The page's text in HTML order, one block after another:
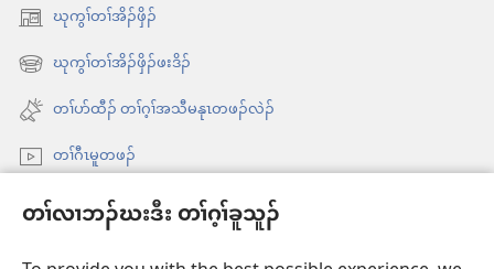
တၢ်လၢဘၣ်ဃးဒီး တၢ်ဂ့ၢ်ခူသူၣ်
ဃုကွၢ်တၢ်အိၣ်ဖှိၣ်
အိး
ထီၣ်
အ
သီ
တ
ဘ့ၣ်
ဃုကွၢ်တၢ်အိၣ်ဖှိၣ်ဖးဒိၣ်
အိး
ထီၣ်
အ
တ
တၢ်ပာ်ထီၣ် တၢ်ဂ့ၢ်အသီမနုၤတဖၣ်လဲၣ်
တၢ်ဂီၤမူတဖၣ်
Videos with Audio Descriptions